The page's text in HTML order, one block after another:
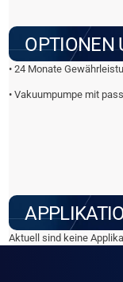
OPTIONEN
• 24 Monate
• Vakuumpumpe mit
Aktuell sind keine